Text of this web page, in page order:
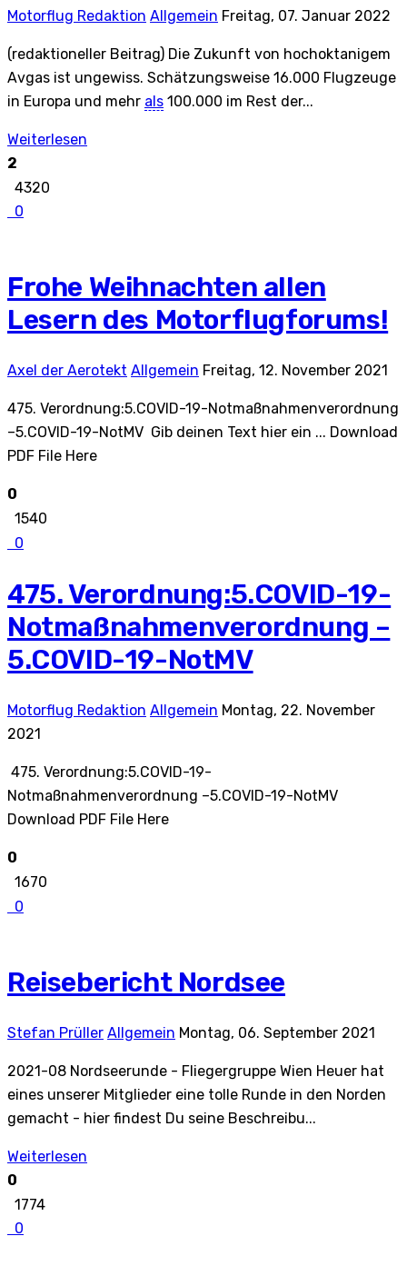
Motorflug Redaktion Allgemein Freitag, 07. Januar 2022
(redaktioneller Beitrag) Die Zukunft von hochoktanigem
Avgas ist ungewiss. Schätzungsweise 16.000 Flugzeuge
in Europa und mehr als 100.000 im Rest der...
Weiterlesen
2
4320
0
Frohe Weihnachten allen
Lesern des Motorflugforums!
Axel der Aerotekt Allgemein Freitag, 12. November 2021
475. Verordnung:5.COVID-19-Notmaßnahmenverordnung
–5.COVID-19-NotMV Gib deinen Text hier ein ... Download
PDF File Here
0
1540
0
475. Verordnung:5.COVID-19-
Notmaßnahmenverordnung –
5.COVID-19-NotMV
Motorflug Redaktion Allgemein Montag, 22. November
2021
475. Verordnung:5.COVID-19-
Notmaßnahmenverordnung –5.COVID-19-NotMV
Download PDF File Here
0
1670
0
Reisebericht Nordsee
Stefan Prüller Allgemein Montag, 06. September 2021
2021-08 Nordseerunde - Fliegergruppe Wien Heuer hat
eines unserer Mitglieder eine tolle Runde in den Norden
gemacht - hier findest Du seine Beschreibu...
Weiterlesen
0
1774
0